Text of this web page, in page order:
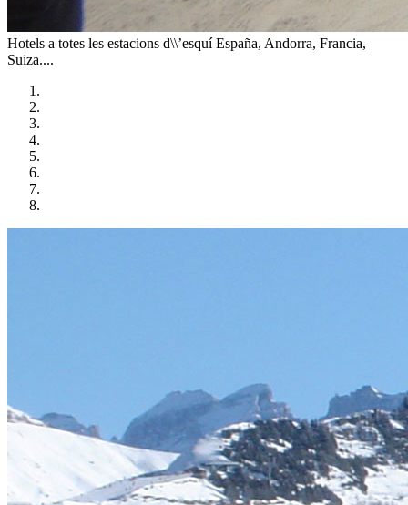
Hotels a totes les estacions d\\’esquí España, Andorra, Francia,
Suiza....